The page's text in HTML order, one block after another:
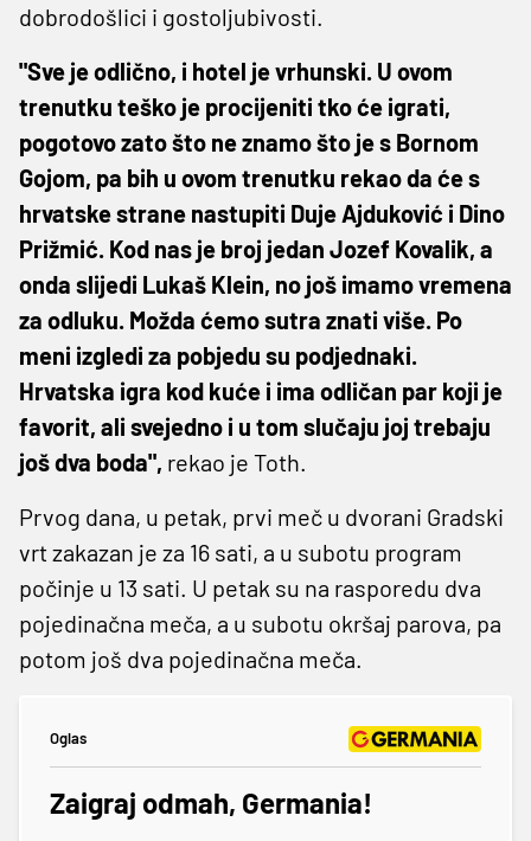
dobrodošlici i gostoljubivosti.
"Sve je odlično, i hotel je vrhunski. U ovom
trenutku teško je procijeniti tko će igrati,
pogotovo zato što ne znamo što je s Bornom
Gojom, pa bih u ovom trenutku rekao da će s
hrvatske strane nastupiti Duje Ajduković i Dino
Prižmić. Kod nas je broj jedan Jozef Kovalik, a
onda slijedi Lukaš Klein, no još imamo vremena
za odluku. Možda ćemo sutra znati više. Po
meni izgledi za pobjedu su podjednaki.
Hrvatska igra kod kuće i ima odličan par koji je
favorit, ali svejedno i u tom slučaju joj trebaju
još dva boda", rekao je Toth.
Prvog dana, u petak, prvi meč u dvorani Gradski
vrt zakazan je za 16 sati, a u subotu program
počinje u 13 sati. U petak su na rasporedu dva
pojedinačna meča, a u subotu okršaj parova, pa
potom još dva pojedinačna meča.
Oglas
Zaigraj odmah, Germania!